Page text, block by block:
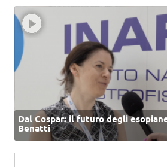
Dal Cospar: il futuro degli
Benatti